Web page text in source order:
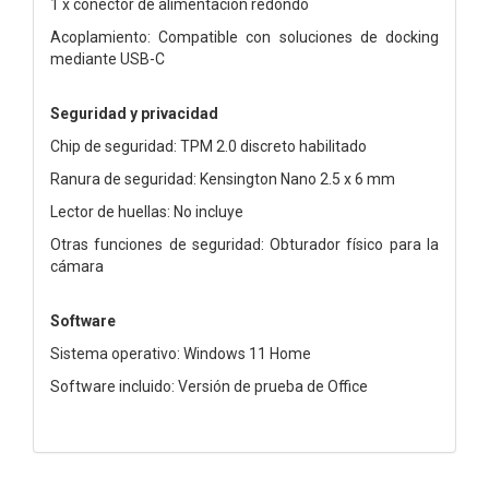
1 x conector de alimentación redondo
Acoplamiento: Compatible con soluciones de docking
mediante USB-C
Seguridad y privacidad
Chip de seguridad: TPM 2.0 discreto habilitado
Ranura de seguridad: Kensington Nano 2.5 x 6 mm
Lector de huellas: No incluye
Otras funciones de seguridad: Obturador físico para la
cámara
Software
Sistema operativo: Windows 11 Home
Software incluido: Versión de prueba de Office